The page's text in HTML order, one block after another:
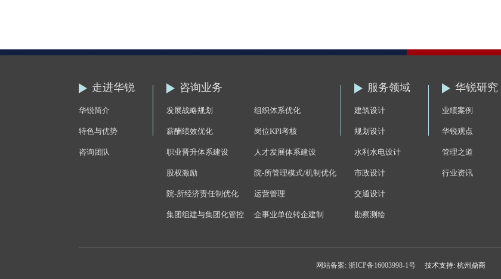
走进华锐
华锐简介
特色与优势
咨询团队
咨询业务
发展战略规划 组织体系优化
薪酬绩效优化 岗位KPI考核
职业晋升体系建设 人才发展体系建设
股权激励 院-所管理模式/机制优化
院-所经济责任制优化 运营管理
集团组建与集团化管控 企事业单位转企建制
服务领域
建筑设计
规划设计
水利水电设计
市政设计
交通设计
勘察测绘
华锐研究
业绩案例
华锐观点
管理之道
行业资讯
网站备案: 浙ICP备16003998-1号 技术支持: 杭州鼎商